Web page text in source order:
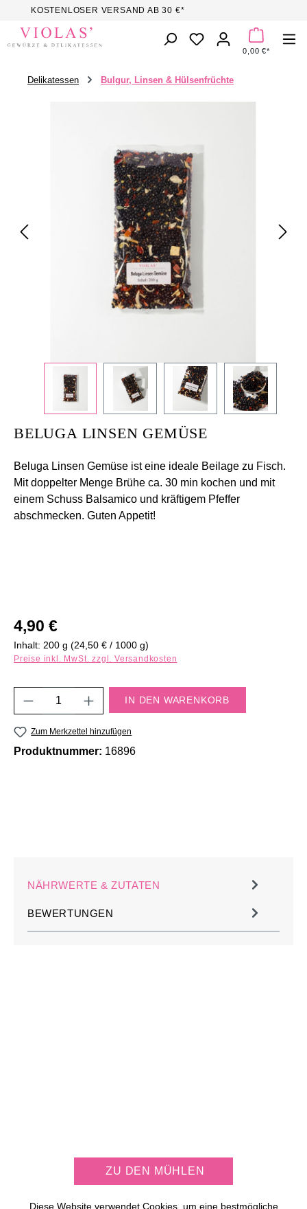
Zum Hauptinhalt springen
KOSTENLOSER VERSAND AB 30 €*
DU HAST 0
0,00 €*
Delikatessen Bulgur, Linsen & Hülsenfrüchte
BELUGA LINSEN GEMÜSE
Beluga Linsen Gemüse ist eine ideale Beilage zu Fisch.
Mit doppelter Menge Brühe ca. 30 min kochen und mit
einem Schuss Balsamico und kräftigem Pfeffer
abschmecken. Guten Appetit!
Regulärer Preis:
4,90 €
Inhalt: 200 g (24,50 € / 1000 g)
Preise inkl. MwSt. zzgl. Versandkosten
Produkt Anzahl: Gib den gewünschten
IN DEN WARENKORB
Zum Merkzettel hinzufügen
Produktnummer: 16896
NÄHRWERTE & ZUTATEN
BEWERTUNGEN
ZU DEN MÜHLEN
Diese Website verwendet Cookies, um eine bestmögliche